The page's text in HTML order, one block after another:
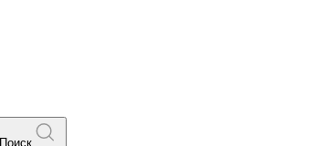
Поиск